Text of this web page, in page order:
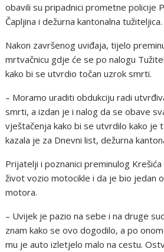
obavili su pripadnici prometne policije
Čapljina i dežurna kantonalna tužiteljica.
Nakon završenog uviđaja, tijelo
mrtvačnicu gdje će se po nalogu
kako bi se utvrdio točan uzrok smrti.
– Moramo uraditi obdukciju radi
smrti, a izdan je i nalog da se obave
vještačenja kako bi se utvrdilo kako je
kazala je za Dnevni list, dežurna
Prijatelji i poznanici preminulog
život vozio motocikle i da je bio jedan
motora.
– Uvijek je pazio na sebe i na druge
znam kako se ovo dogodilo, a po
mu je auto izletjelo malo na cestu.